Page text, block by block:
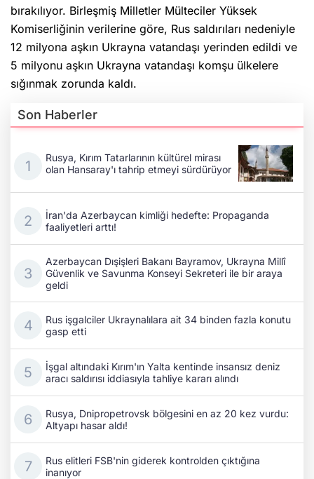
bırakılıyor. Birleşmiş Milletler Mülteciler Yüksek
Komiserliğinin verilerine göre, Rus saldırıları nedeniyle
12 milyona aşkın Ukrayna vatandaşı yerinden edildi ve
5 milyonu aşkın Ukrayna vatandaşı komşu ülkelere
sığınmak zorunda kaldı.
Son Haberler
Rusya, Kırım Tatarlarının kültürel mirası
olan Hansaray'ı tahrip etmeyi sürdürüyor
İran'da Azerbaycan kimliği hedefte: Propaganda
faaliyetleri arttı!
Azerbaycan Dışişleri Bakanı Bayramov, Ukrayna Millî
Güvenlik ve Savunma Konseyi Sekreteri ile bir araya
geldi
Rus işgalciler Ukraynalılara ait 34 binden fazla konutu
gasp etti
İşgal altındaki Kırım'ın Yalta kentinde insansız deniz
aracı saldırısı iddiasıyla tahliye kararı alındı
Rusya, Dnipropetrovsk bölgesini en az 20 kez vurdu:
Altyapı hasar aldı!
Rus elitleri FSB'nin giderek kontrolden çıktığına
inanıyor